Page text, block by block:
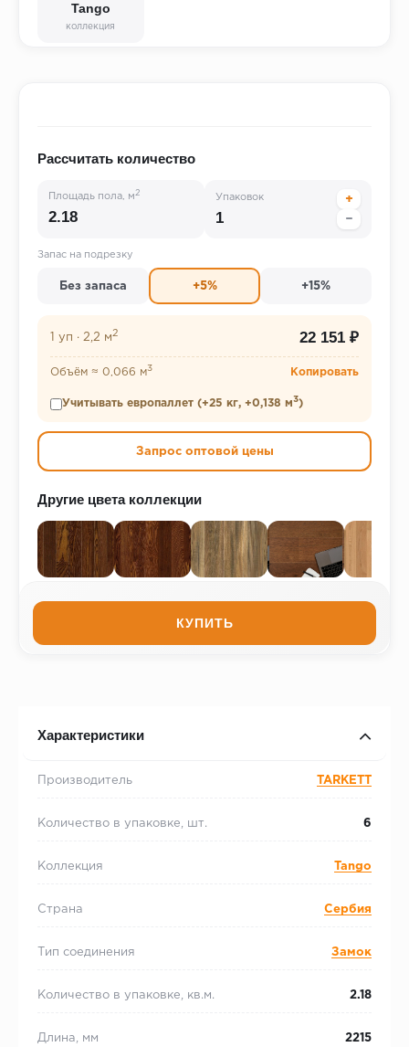
Tango
коллекция
Рассчитать количество
Площадь пола, м 2
Упаковок
+
−
Запас на подрезку
Без запаса +5% +15%
1 уп · 2,2 м 2 22 151 ₽
Объём ≈ 0,066 м3 Копировать
Учитывать европаллет (+25 кг, +0,138 м3)
Запрос оптовой цены
Другие цвета коллекции
КУПИТЬ
Характеристики
Производитель TARKETT
Количество в упаковке, шт. 6
Коллекция Tango
Страна Сербия
Тип соединения Замок
Количество в упаковке, кв.м. 2.18
Длина, мм 2215